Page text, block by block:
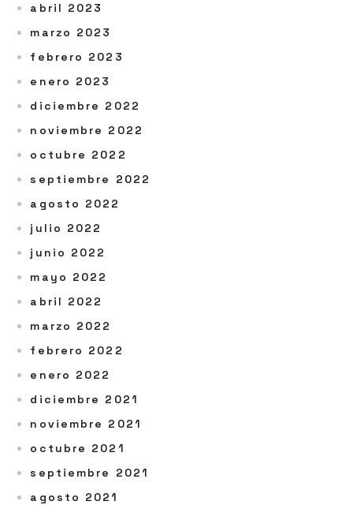
abril 2023
marzo 2023
febrero 2023
enero 2023
diciembre 2022
noviembre 2022
octubre 2022
septiembre 2022
agosto 2022
julio 2022
junio 2022
mayo 2022
abril 2022
marzo 2022
febrero 2022
enero 2022
diciembre 2021
noviembre 2021
octubre 2021
septiembre 2021
agosto 2021